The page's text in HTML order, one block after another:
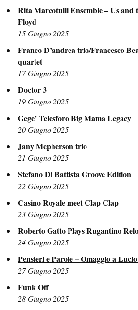
Rita Marcotulli Ensemble – Us and
Floyd
15 Giugno 2025
Franco D’andrea trio/Francesco
quartet
17 Giugno 2025
Doctor 3
19 Giugno 2025
Gege’ Telesforo Big Mama Legacy
20 Giugno 2025
Jany Mcpherson trio
21 Giugno 2025
Stefano Di Battista Groove Edition
22 Giugno 2025
Casino Royale meet Clap Clap
23 Giugno 2025
Roberto Gatto Plays Rugantino
24 Giugno 2025
Pensieri e Parole – Omaggio a
27 Giugno 2025
Funk Off
28 Giugno 2025